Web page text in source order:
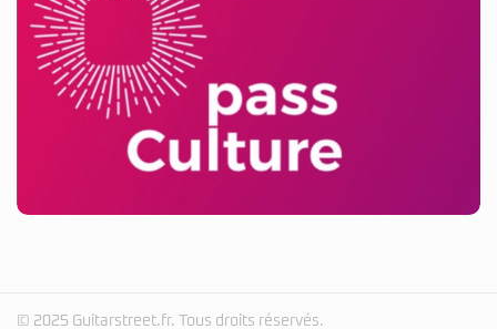
© 2025 Guitarstreet.fr. Tous droits réservés.